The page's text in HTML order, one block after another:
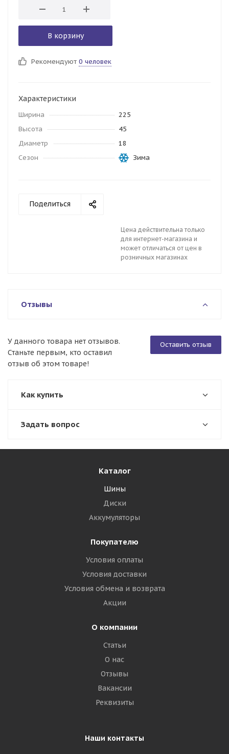
В корзину
Рекомендуют 0 человек
Характеристики
Ширина
225
Высота
45
Диаметр
18
Сезон
Зима
Поделиться
Цена действительна только
для интернет-магазина и
может отличаться от цен в
розничных магазинах
Отзывы
Оставить отзыв
У данного товара нет отзывов.
Станьте первым, кто оставил
отзыв об этом товаре!
Как купить
Задать вопрос
Каталог
Шины
Диски
Аккумуляторы
Покупателю
Условия оплаты
Условия доставки
Условия обмена и возврата
Акции
О компании
Статьи
О нас
Отзывы
Вакансии
Реквизиты
Наши контакты